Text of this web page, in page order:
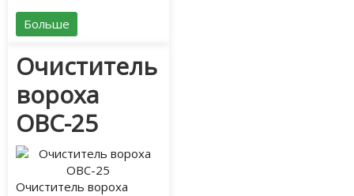
Больше
Очиститель
вороха
ОВС-25
Очиститель вороха